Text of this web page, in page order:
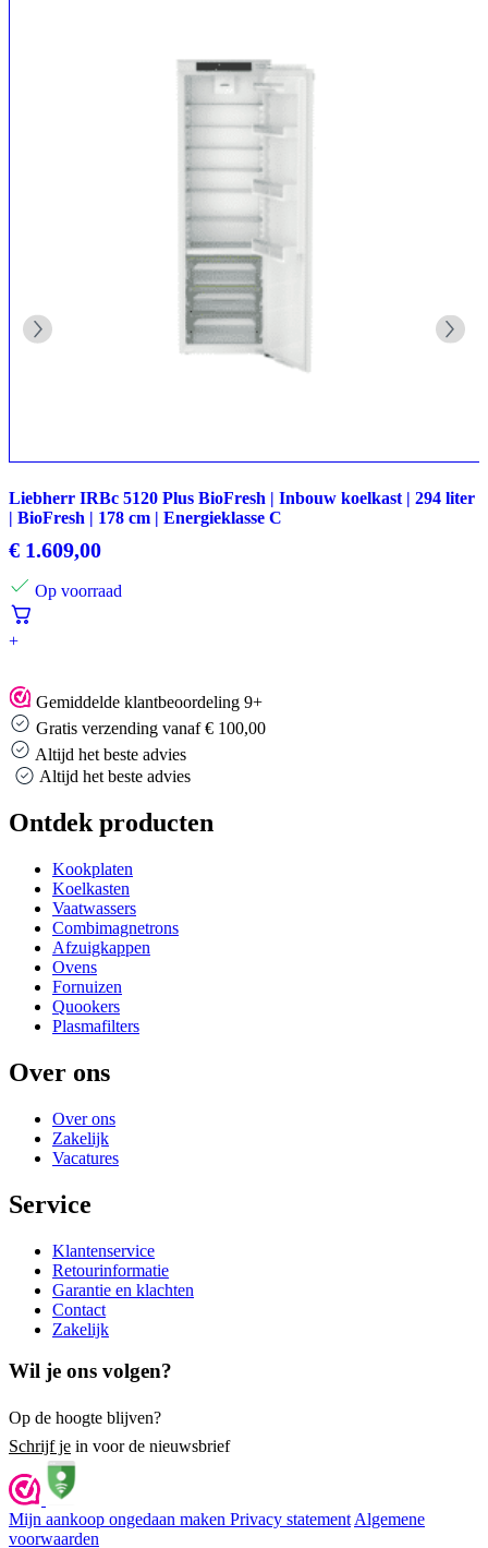
Liebherr IRBc 5120 Plus BioFresh | Inbouw koelkast | 294 liter
| BioFresh | 178 cm | Energieklasse C
€ 1.609,00
Op voorraad
+
Gemiddelde klantbeoordeling 9+
Gratis verzending vanaf € 100,00
Altijd het beste advies
Altijd het beste advies
Ontdek producten
Kookplaten
Koelkasten
Vaatwassers
Combimagnetrons
Afzuigkappen
Ovens
Fornuizen
Quookers
Plasmafilters
Over ons
Over ons
Zakelijk
Vacatures
Service
Klantenservice
Retourinformatie
Garantie en klachten
Contact
Zakelijk
Wil je ons volgen?
Op de hoogte blijven?
Schrijf je in voor de nieuwsbrief
Mijn aankoop ongedaan maken Privacy statement Algemene
voorwaarden